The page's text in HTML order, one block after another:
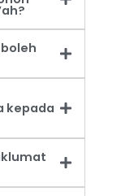
boleh
kepada